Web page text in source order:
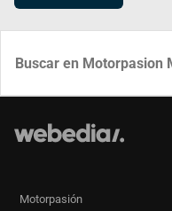
Motorpasión